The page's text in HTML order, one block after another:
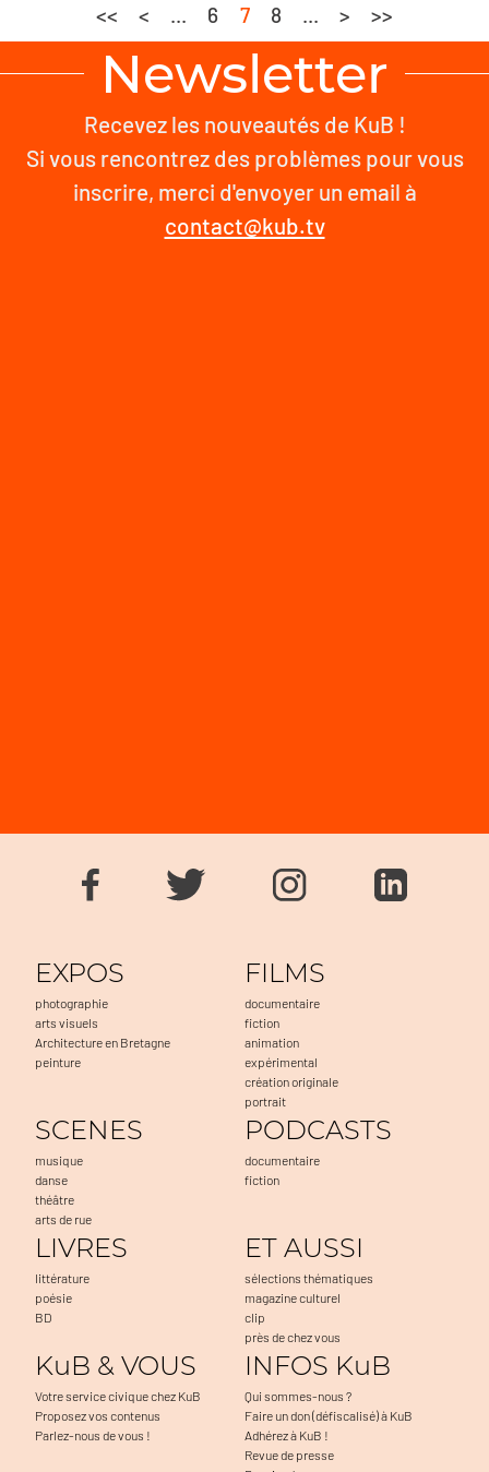
<< < ... 6 7 8 ... > >>
Newsletter
Recevez les nouveautés de KuB !
Si vous rencontrez des problèmes pour vous
inscrire, merci d'envoyer un email à
contact@kub.tv
EXPOS
photographie
arts visuels
Architecture en Bretagne
peinture
FILMS
documentaire
fiction
animation
expérimental
création originale
portrait
SCENES
musique
danse
théâtre
arts de rue
PODCASTS
documentaire
fiction
LIVRES
littérature
poésie
BD
ET AUSSI
sélections thématiques
magazine culturel
clip
près de chez vous
KuB & VOUS
Votre service civique chez KuB
Proposez vos contenus
Parlez-nous de vous !
INFOS KuB
Qui sommes-nous ?
Faire un don (défiscalisé) à KuB
Adhérez à KuB !
Revue de presse